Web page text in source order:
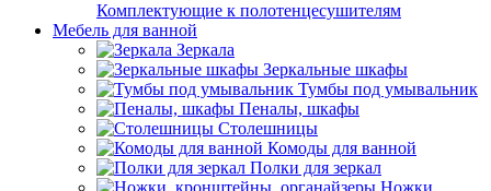
Комплектующие к полотенцесушителям
Мебель для ванной
Зеркала
Зеркальные шкафы
Тумбы под умывальник
Пеналы, шкафы
Столешницы
Комоды для ванной
Полки для зеркал
Ножки,